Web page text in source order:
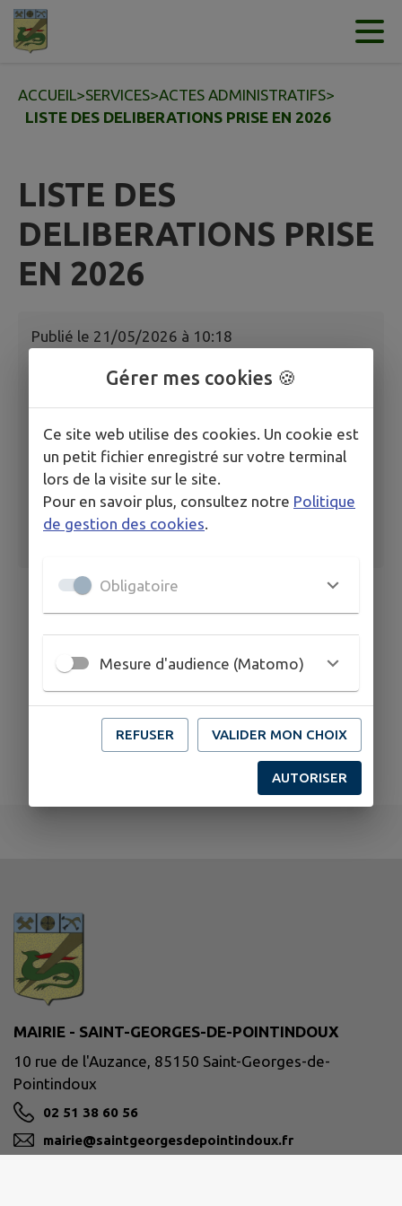
Contenu
ACCUEIL>SERVICES>ACTES ADMINISTRATIFS>
LISTE DES DELIBERATIONS PRISE EN 2026
LISTE DES
DELIBERATIONS PRISE
EN 2026
Publié le 21/05/2026 à 10:18
LISTE DES DELIBERATIONS PRISES EN 2026
MAIRIE - SAINT-GEORGES-DE-POINTINDOUX
10 rue de l'Auzance, 85150 Saint-Georges-de-
Pointindoux
02 51 38 60 56
mairie@saintgeorgesdepointindoux.fr
Gérer mes cookies 🍪
Ce site web utilise des cookies. Un cookie est
un petit fichier enregistré sur votre terminal
lors de la visite sur le site.
Pour en savoir plus, consultez notre Politique
de gestion des cookies.
Obligatoire
Mesure d'audience (Matomo)
REFUSER VALIDER MON CHOIX
AUTORISER